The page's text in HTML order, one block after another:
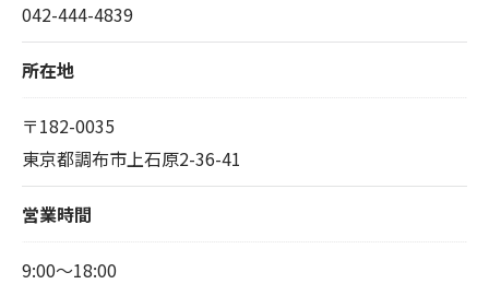
042-444-4839
所在地
〒182-0035
東京都調布市上石原2-36-41
営業時間
9:00～18:00